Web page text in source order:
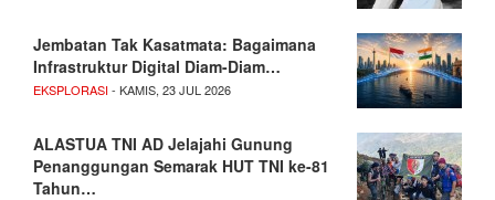
Jembatan Tak Kasatmata: Bagaimana
Infrastruktur Digital Diam-Diam…
EKSPLORASI- KAMIS, 23 JUL 2026
ALASTUA TNI AD Jelajahi Gunung
Penanggungan Semarak HUT TNI ke-81
Tahun…